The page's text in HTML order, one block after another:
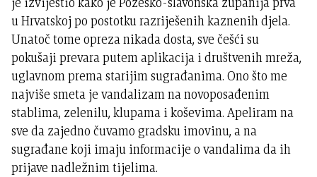
u Hrvatskoj po postotku razriješenih kaznenih djela.
Unatoč tome opreza nikada dosta, sve češći su
pokušaji prevara putem aplikacija i društvenih mreža,
uglavnom prema starijim sugrađanima. Ono što me
najviše smeta je vandalizam na novoposađenim
stablima, zelenilu, klupama i koševima. Apeliram na
sve da zajedno čuvamo gradsku imovinu, a na
sugrađane koji imaju informacije o vandalima da ih
prijave nadležnim tijelima.